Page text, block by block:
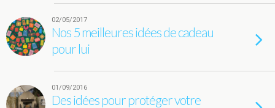
02/05/2017
Nos 5 meilleures idées de cadeau
pour lui
01/09/2016
Des idées pour protéger votre